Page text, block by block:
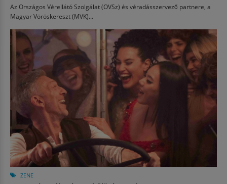
Az Országos Vérellátó Szolgálat (OVSz) és véradásszervező partnere, a
Magyar Vöröskereszt (MVK)...
ZENE